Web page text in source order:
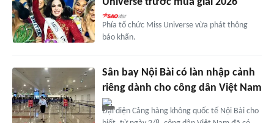
Phía tổ chức Miss Universe vừa phát thông
báo khẩn.
Sân bay Nội Bài có làn nhập cảnh
riêng dành cho công dân Việt Nam
Đại diện Cảng hàng không quốc tế Nội Bài cho